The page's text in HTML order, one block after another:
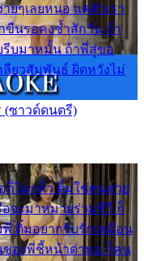
ยๆเลยหนอ แค่ตัวเรา
นรอคงช้ำสักวัน ถ้า
รีบมาหมั้น ถ้าพี่สู่ขอ
ลียวสัมพันธ์ ผิดหวังไม่
(ซาวด์ดนตรี)
ก็ไม่กล้า ติ๋มใช่คนสวย
อจะมาหมายร่วมชีวี ก็
ติ๋มอยากรับรักเหมือน
ของพี่ชี้หน้าด่าทอ ก็คน